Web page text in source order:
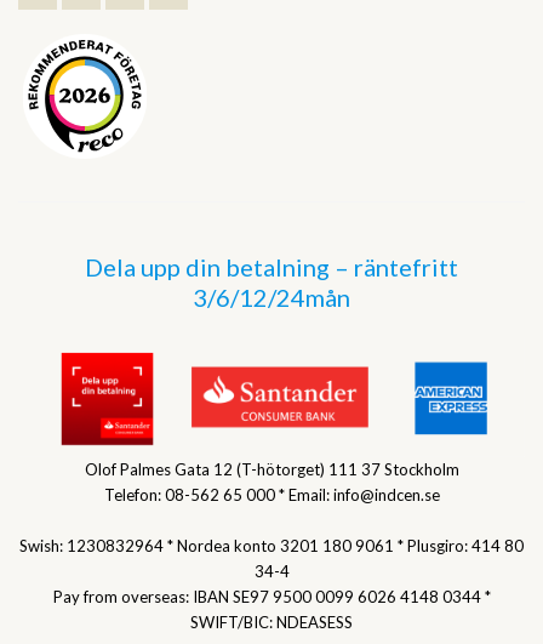
Dela upp din betalning – räntefritt
3/6/12/24mån
Olof Palmes Gata 12 (T-hötorget) 111 37 Stockholm
Telefon: 08-562 65 000 * Email: info@indcen.se
Swish: 1230832964 * Nordea konto 3201 180 9061 * Plusgiro: 414 80
34-4
Pay from overseas: IBAN SE97 9500 0099 6026 4148 0344 *
SWIFT/BIC: NDEASESS